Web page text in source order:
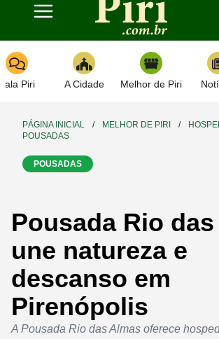
Toggle navigation
Piri A Cidade Melhor de Piri
PÁGINA INICIAL / MELHOR DE PIRI /
POUSADAS
POUSADAS
Pousada Rio
une natureza e
descanso em
Pirenópolis
A Pousada Rio das Almas oferece